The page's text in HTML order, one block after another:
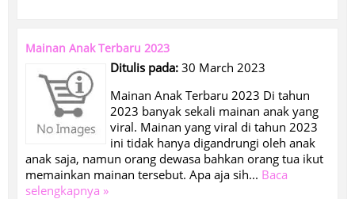
Mainan Anak Terbaru 2023
Ditulis pada: 30 March 2023
Mainan Anak Terbaru 2023 Di tahun
2023 banyak sekali mainan anak yang
viral. Mainan yang viral di tahun 2023
ini tidak hanya digandrungi oleh anak
anak saja, namun orang dewasa bahkan orang tua ikut
memainkan mainan tersebut. Apa aja sih... Baca
selengkapnya »